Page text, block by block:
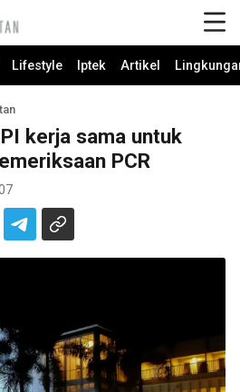
Lifestyle Iptek Artikel
kerja sama untuk
PCR